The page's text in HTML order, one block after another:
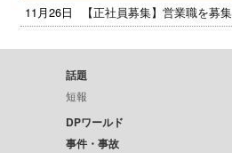
11月26日 【正社員募集】営業職を募
話題
短報
DPワールド
事件・事故